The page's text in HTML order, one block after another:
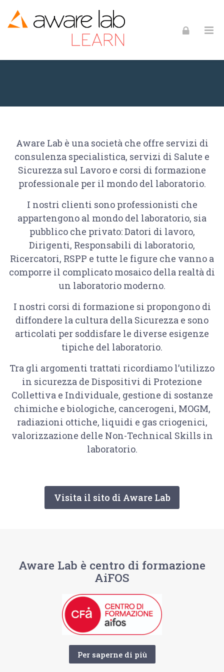
Aware Lab è una società che offre servizi di
consulenza specialistica, servizi di Salute e
Sicurezza sul Lavoro e corsi di formazione
professionale per il mondo del laboratorio.
I nostri clienti sono professionisti che
appartengono al mondo del laboratorio, sia
pubblico che privato: Datori di lavoro,
Dirigenti, Responsabili di laboratorio,
Ricercatori, RSPP e tutte le figure che vanno a
comporre il complicato mosaico della realtà di
un laboratorio moderno.
I nostri corsi di formazione si propongono di
diffondere la cultura della Sicurezza e sono
articolati per soddisfare le diverse esigenze
tipiche del laboratorio.
Tra gli argomenti trattati ricordiamo l’utilizzo
in sicurezza de Dispositivi di Protezione
Collettiva e Individuale, gestione di sostanze
chimiche e biologiche, cancerogeni, MOGM,
radiazioni ottiche, liquidi e gas criogenici,
valorizzazione delle Non-Technical Skills in
laboratorio.
Visita il sito di Aware Lab
Aware Lab è centro di formazione
AiFOS
Per saperne di più